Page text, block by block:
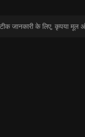
जानकारी के लिए, कृपया मूल